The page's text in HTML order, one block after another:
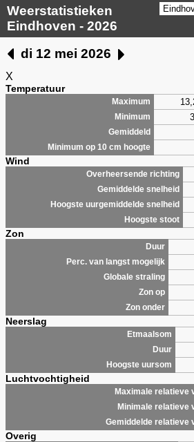
Weerstatistieken
Eindhoven - 2026
di 12 mei 2026
X
Temperatuur
Maximum
Minimum
Gemiddeld
Minimum op 10 cm hoogte
Wind
Overheersende richting
Gemiddelde snelheid
Hoogste uurgemiddelde snelheid
Hoogste stoot
Zon
Duur
Perc. van langst mogelijk
Globale straling
Zon op
Zon onder
Neerslag
Etmaalsom
Duur
Hoogste uursom
Luchtvochtigheid
Maximale relatieve
Minimale relatieve
Gemiddelde relatieve
Overig